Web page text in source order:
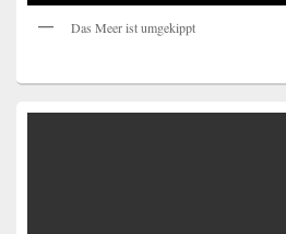
Das Meer ist umgekippt